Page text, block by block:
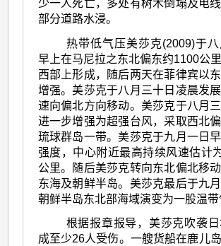
少一人死亡，多处有树木倒塌及电线
部分道路水浸。
热带低气压美莎克(2009)于八
早上在马尼拉之东北偏东约1100公
西部上形成，随后两天在菲律宾以
增强。美莎克于八月三十日凌晨发
速向偏北方向移动。美莎克于八月
进一步增强为超强台风，采取西北
琉球群岛一带。美莎克于九月一日
强度，中心附近最高持续风速估计
公里。随后美莎克转向东北偏北移
东海及朝鲜半岛。美莎克最后于九
朝鲜半岛东北部海域演变为一股温带
根据报章报导，美莎克吹袭
成至少26人受伤。一艘货船在鹿儿